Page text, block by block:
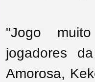
"Jogo
jogadores
Amorosa,